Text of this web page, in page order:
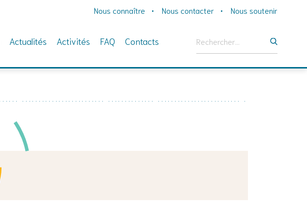
Nous connaître Nous contacter Nous soutenir
Actualités Activités FAQ Contacts